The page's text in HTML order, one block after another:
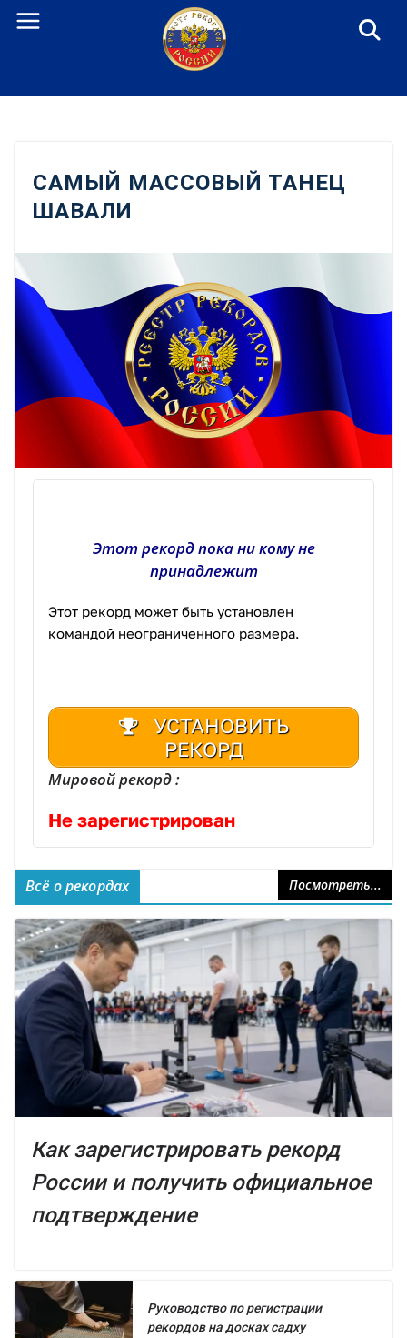
Перейти
САМЫЙ МАССОВЫЙ ТАНЕЦ
ШАВАЛИ
Этот рекорд пока ни кому не
принадлежит
Этот рекорд может быть установлен
командой неограниченного размера.
УСТАНОВИТЬ
РЕКОРД
Мировой рекорд :
Не зарегистрирован
Всё о рекордах Посмотреть...
Как зарегистрировать рекорд
России и получить официальное
подтверждение
Руководство по регистрации
рекордов на досках садху